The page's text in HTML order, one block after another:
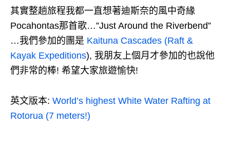
其實整趟旅程我都一直想著迪斯奈的風中奇緣
Pocahontas那首歌…”Just Around the Riverbend”
…我們參加的團是 Kaituna Cascades (Raft &
Kayak Expeditions), 我朋友上個月才參加的也說他
們非常的棒! 希望大家旅遊愉快!
英文版本: World’s highest White Water Rafting at
Rotorua (7 meters!)